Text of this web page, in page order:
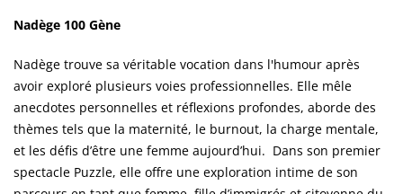
Nadège 100 Gène
Nadège trouve sa véritable vocation dans l'humour après
avoir exploré plusieurs voies professionnelles. Elle mêle
anecdotes personnelles et réflexions profondes, aborde des
thèmes tels que la maternité, le burnout, la charge mentale,
et les défis d’être une femme aujourd’hui. Dans son premier
spectacle Puzzle, elle offre une exploration intime de son